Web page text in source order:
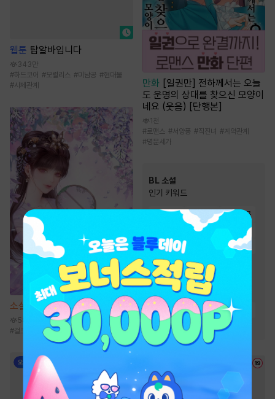
웹툰 탑알바입니다
343만
#하드코어 #모럴리스 #미남공 #현대물
#사제관계
소설 몰락한 가문의 소저가 되다
58.8만
#걸크러시 #능력녀 #동양풍 전생/환생
만화 [일권만] 전하께서는 오늘
도 운명의 상대를 찾으신 모양이
네요 (웃음) [단행본]
1천
#로맨스 #서양풍 #직진녀 #계약관계
#명문세가
BL 소설
인기 키워드
집착공 #순진수 #능글공
사랑꾼공
미인수
#절륜공 #달달물
#3인칭시점 # 상처수
#일상물 #순정공
#오해/착각 #단정수
#연하공 #첫사랑 #능욕공
# 미인공 # 다정공